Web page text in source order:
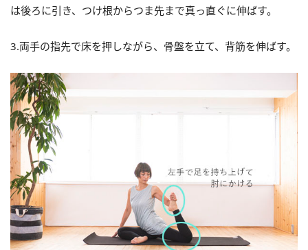
は後ろに引き、つけ根からつま先まで真っ直ぐに伸ばす。
3.両手の指先で床を押しながら、骨盤を立て、背筋を伸ばす。